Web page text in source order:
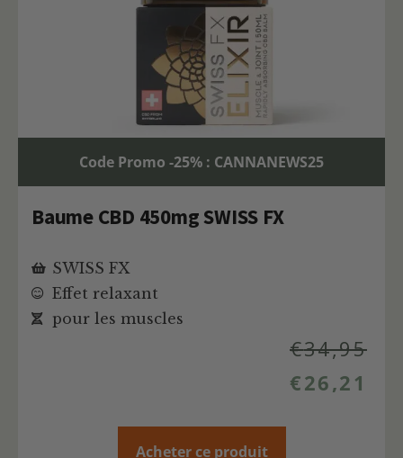
Code Promo -25% : CANNANEWS25
Baume CBD 450mg SWISS FX
SWISS FX
Effet relaxant
pour les muscles
€34,95
€26,21
Acheter ce produit